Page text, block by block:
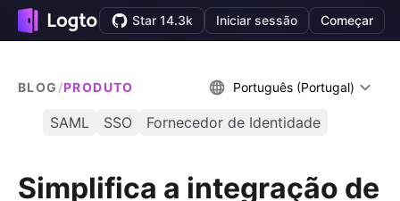
Star 14.3k Iniciar sessão Começar
BLOG /PRODUTO Português (Portugal)
SAML SSO Fornecedor de Identidade
Simplifica a integração de